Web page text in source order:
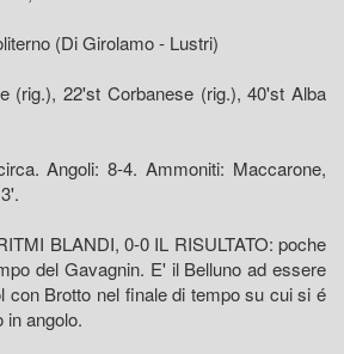
(Di Girolamo - Lustri)
(rig.), 22'st Corbanese (rig.), 40'st Alba
Angoli: 8-4. Ammoniti: Maccarone,
BLANDI, 0-0 IL RISULTATO: poche
del Gavagnin. E' il Belluno ad essere
con Brotto nel finale di tempo su cui si é
in angolo.